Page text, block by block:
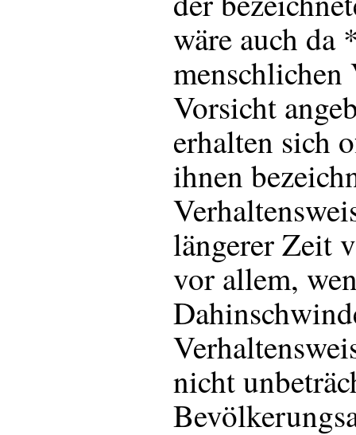
wäre auch da
menschlichen
Vorsicht
erhalten sich
ihnen
längerer Zeit
vor allem,
nicht